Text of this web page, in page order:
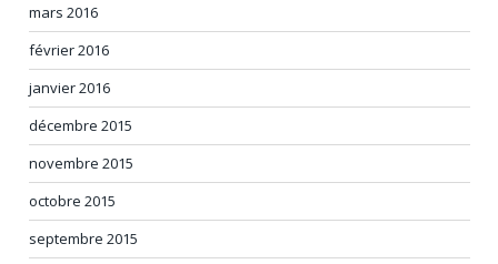
mars 2016
février 2016
janvier 2016
décembre 2015
novembre 2015
octobre 2015
septembre 2015